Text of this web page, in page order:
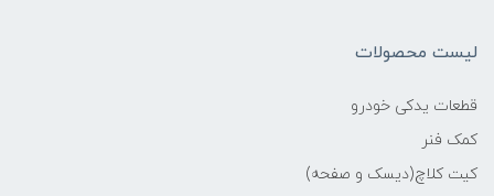
لیست محصولات
قطعات یدکی خودرو
کمک فنر
کیت کلاچ(دیسک و صفحه)